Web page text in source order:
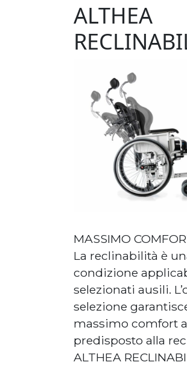
ALTHEA
MASSIMO
La reclinabilità è
condizione
selezionati ausili.
selezione
massimo comfort
predisposto alla
ALTHEA